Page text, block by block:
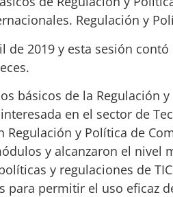
Regulación y
de 2019 y esta sesión
básicos de la Regulación
en el sector de
y Política de
y alcanzaron el nivel
y regulaciones de
permitir el uso eficaz